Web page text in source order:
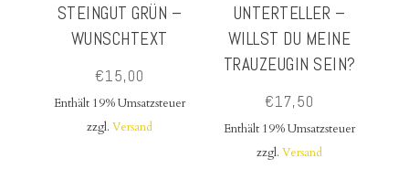
STEINGUT GRÜN –
WUNSCHTEXT
€15,00
Enthält 19% Umsatzsteuer
zzgl. Versand
UNTERTELLER –
WILLST DU MEINE
TRAUZEUGIN SEIN?
€17,50
Enthält 19% Umsatzsteuer
zzgl.Versand